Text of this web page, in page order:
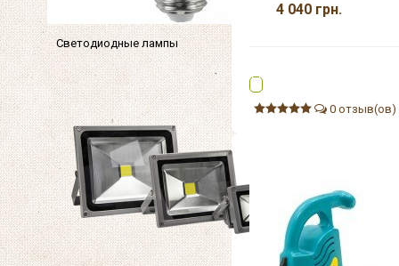
Светодиодные лампы
4 040 грн.
0 отзыв(ов)